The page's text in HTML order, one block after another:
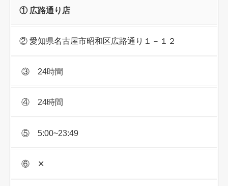
① 広路通り店
② 愛知県名古屋市昭和区広路通り１－１２
③ 24時間
④ 24時間
⑤ 5:00~23:49
⑥ ✕